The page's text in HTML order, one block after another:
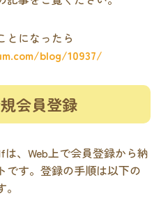
になったら
blog/10937/
会員登録
、Web上で会員登録から納
です。登録の手順は以下の